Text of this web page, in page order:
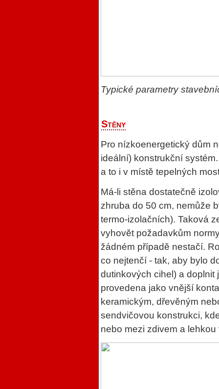
Typické parametry
Stěny
Pro nízkoenergetický dům
ideální) konstrukční
a to i v místě tepelných
Má-li stěna dostatečně
zhruba do 50 cm, nemůže
termo-izolačních). Taková
vyhovět požadavkům
žádném případě nestačí.
co nejtenčí - tak, aby bylo
dutinkových cihel) a doplnit
provedena jako vnější
keramickým, dřevěným
sendvičovou konstrukci,
nebo mezi zdivem a